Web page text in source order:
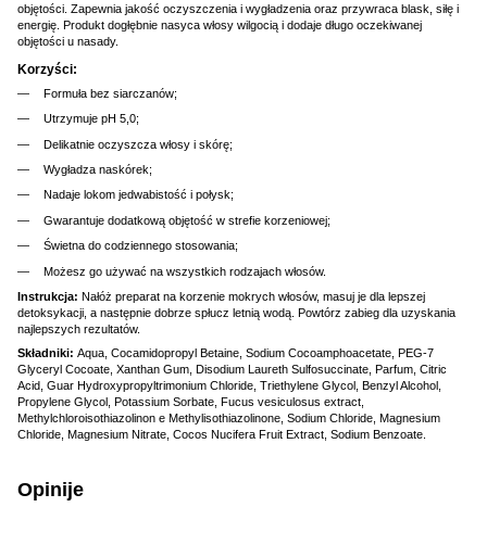
objętości. Zapewnia jakość oczyszczenia i wygładzenia oraz przywraca blask, siłę i
energię. Produkt dogłębnie nasyca włosy wilgocią i dodaje długo oczekiwanej
objętości u nasady.
Korzyści:
Formuła bez siarczanów;
Utrzymuje pH 5,0;
Delikatnie oczyszcza włosy i skórę;
Wygładza naskórek;
Nadaje lokom jedwabistość i połysk;
Gwarantuje dodatkową objętość w strefie korzeniowej;
Świetna do codziennego stosowania;
Możesz go używać na wszystkich rodzajach włosów.
Instrukcja: Nałóż preparat na korzenie mokrych włosów, masuj je dla lepszej
detoksykacji, a następnie dobrze spłucz letnią wodą. Powtórz zabieg dla uzyskania
najlepszych rezultatów.
Składniki: Aqua, Cocamidopropyl Betaine, Sodium Cocoamphoacetate, PEG-7
Glyceryl Cocoate, Xanthan Gum, Disodium Laureth Sulfosuccinate, Parfum, Citric
Acid, Guar Hydroxypropyltrimonium Chloride, Triethylene Glycol, Benzyl Alcohol,
Propylene Glycol, Potassium Sorbate, Fucus vesiculosus extract,
Methylchloroisothiazolinon e Methylisothiazolinone, Sodium Chloride, Magnesium
Chloride, Magnesium Nitrate, Cocos Nucifera Fruit Extract, Sodium Benzoate.
Opinije